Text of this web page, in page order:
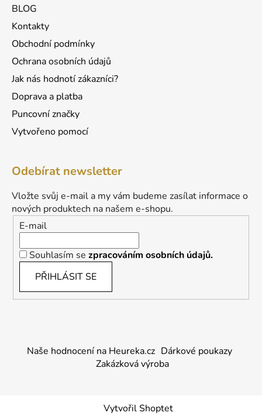
BLOG
Kontakty
Obchodní podmínky
Ochrana osobních údajů
Jak nás hodnotí zákazníci?
Doprava a platba
Puncovní značky
Vytvořeno pomocí
Odebírat newsletter
Vložte svůj e-mail a my vám budeme zasílat informace o
nových produktech na našem e-shopu.
E-mail
Souhlasím se zpracováním osobních údajů.
PŘIHLÁSIT SE
Naše hodnocení na Heureka.cz Dárkové poukazy
Zakázková výroba
Vytvořil Shoptet